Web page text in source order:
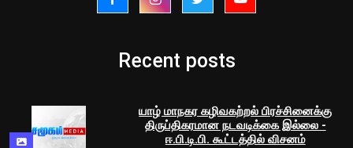
Recent posts
யாழ் மாநகர கழிவகற்றல் பிரச்சினைக்கு
திருப்திகரமான நடவடிக்கை இல்லை -
ஈ.பி.டி.பி. கூட்டத்தில் விசனம்